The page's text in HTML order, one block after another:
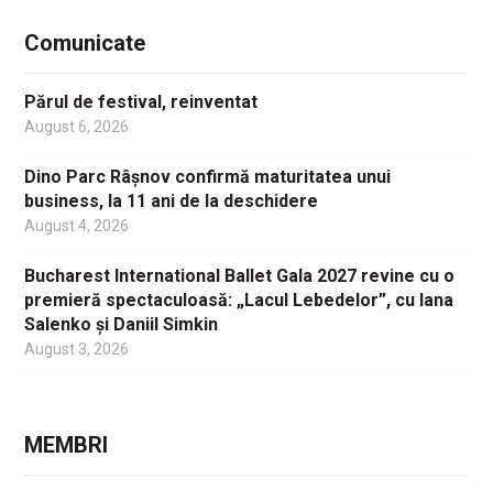
Comunicate
Părul de festival, reinventat
August 6, 2026
Dino Parc Râșnov confirmă maturitatea unui
business, la 11 ani de la deschidere
August 4, 2026
Bucharest International Ballet Gala 2027 revine cu o
premieră spectaculoasă: „Lacul Lebedelor”, cu Iana
Salenko și Daniil Simkin
August 3, 2026
MEMBRI